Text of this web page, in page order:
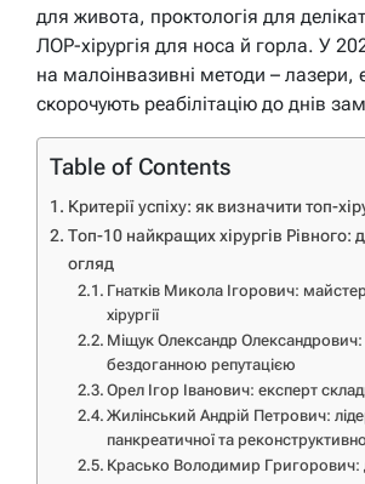
для живота, проктологія для
ЛОР-хірургія для носа й горла. У
на малоінвазивні методи –
скорочують реабілітацію до днів
Table of Contents
Критерії успіху: як визначити топ-
Топ-10 найкращих хірургів Рівного:
огляд
Гнатків Микола Ігорович:
хірургії
Міщук Олександр Олександрович:
бездоганною репутацією
Орел Ігор Іванович: експерт
Жилінський Андрій Петрович:
панкреатичної та реконструктивної
Красько Володимир Григорович: